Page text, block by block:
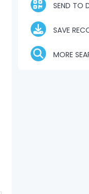
SEND TO
SAVE
MORE